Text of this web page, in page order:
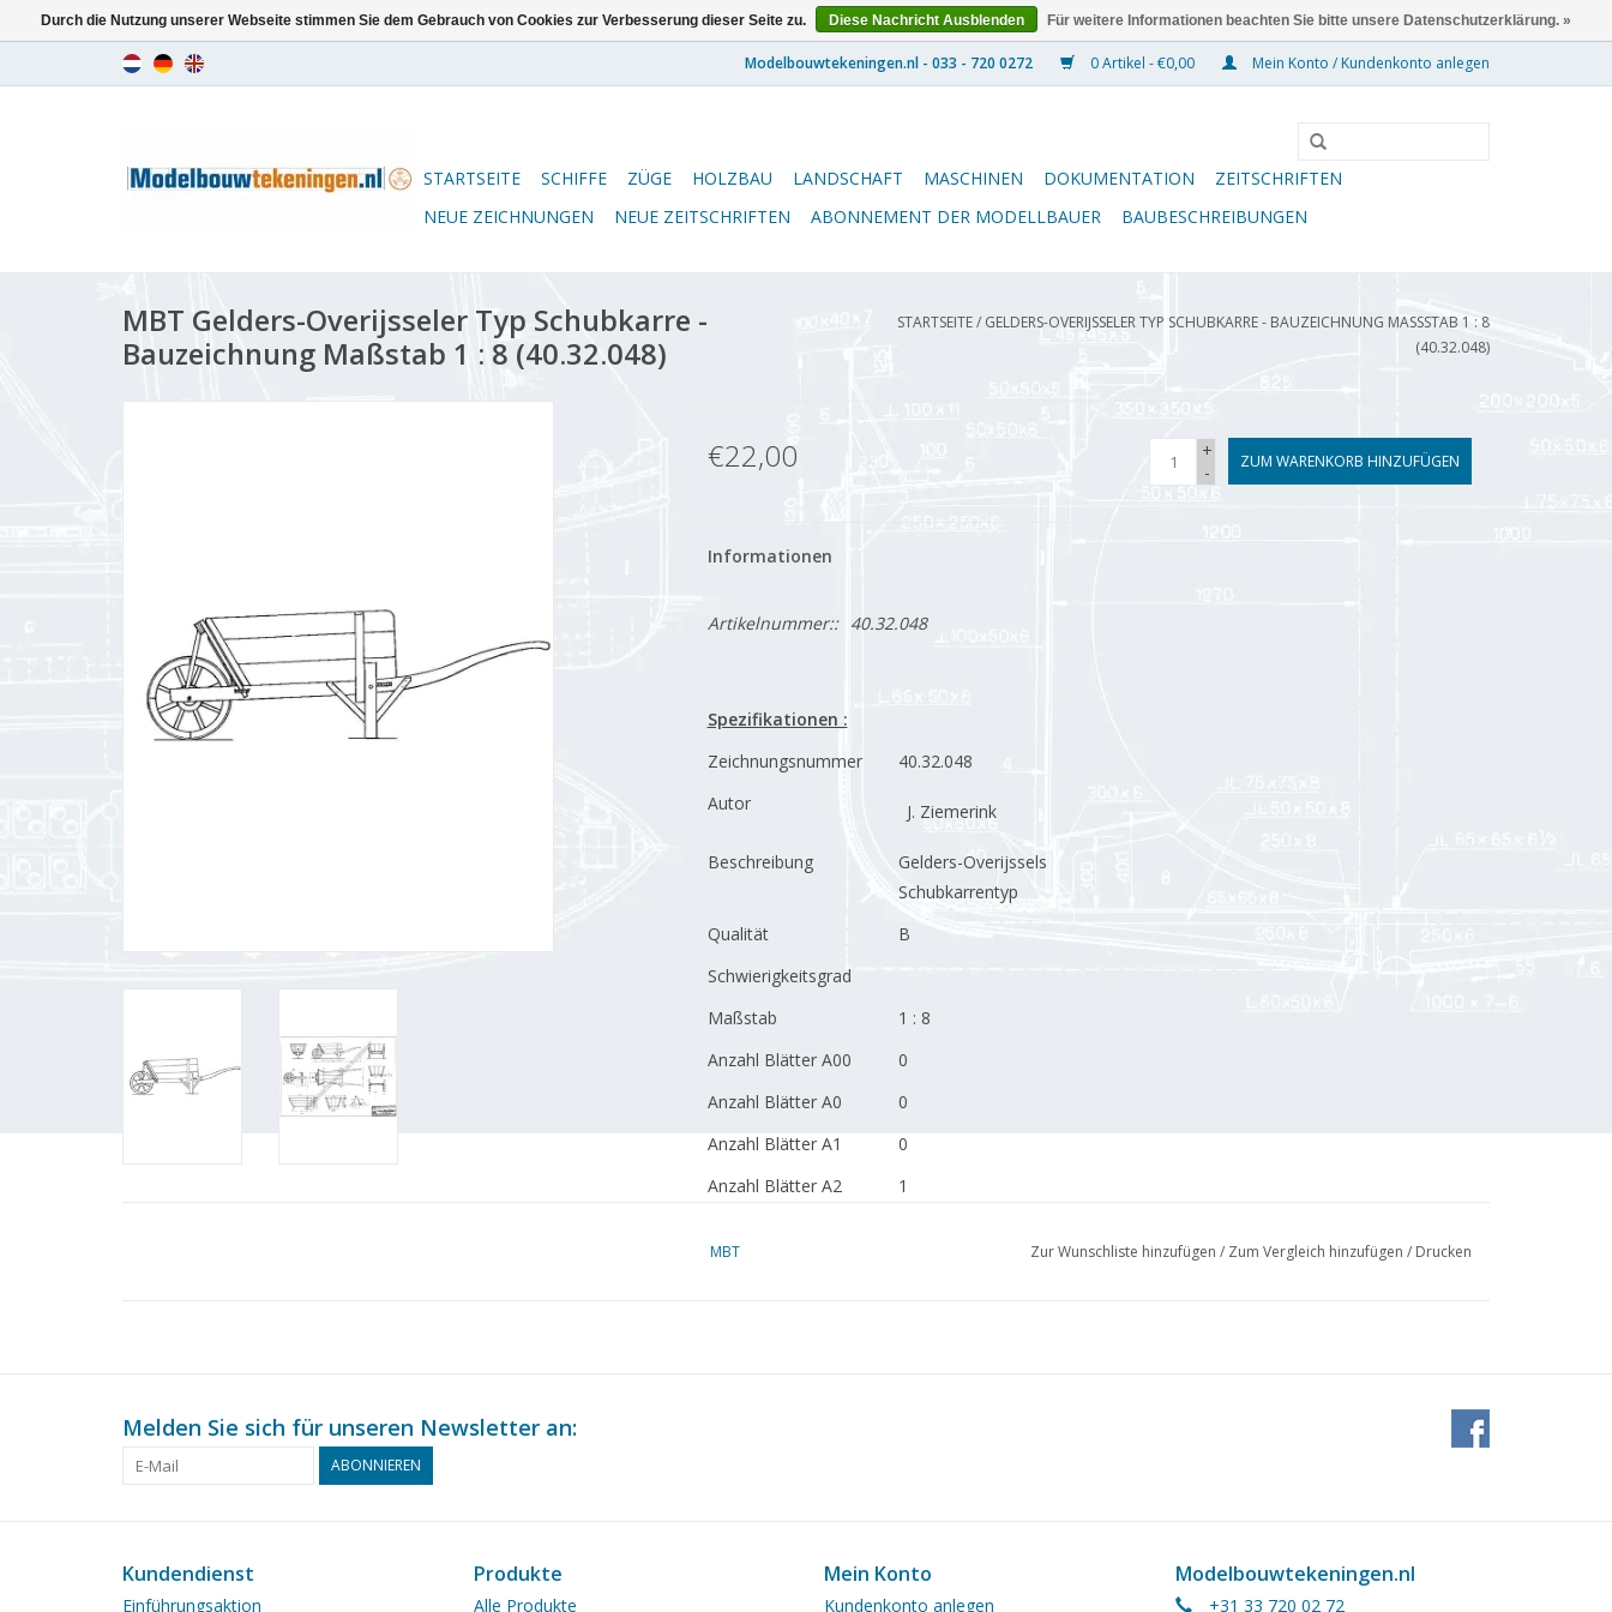
0 Artikel - €0,00 Mein Konto / Kundenkonto anlegen
STARTSEITE SCHIFFE ZÜGE HOLZBAU LANDSCHAFT MASCHINEN DOKUMENTATION
ZEITSCHRIFTEN
NEUE ZEICHNUNGEN
NEUE ZEITSCHRIFTEN ABONNEMENT DER MODELLBAUER BAUBESCHREIBUNGEN
MBT Gelders-Overijsseler Typ Schubkarre -
Bauzeichnung Maßstab 1 : 8 (40.32.048)
STARTSEITE/ GELDERS-OVERIJSSELER TYP SCHUBKARRE - BAUZEICHNUNG MASSSTAB 1 : 8 (
40.32.048)
€22,00
+
-
ZUM WARENKORB HINZUFÜGEN
Informationen
Artikelnummer:: 40.32.048
Spezifikationen :
Zeichnungsnummer
40.32.048
Autor
J. Ziemerink
Beschreibung
Gelders-Overijssels
Schubkarrentyp
Qualität
B
Schwierigkeitsgrad
Maßstab
1 : 8
Anzahl Blätter A00
0
Anzahl Blätter A0
0
Anzahl Blätter A1
0
Anzahl Blätter A2
1
MBT Zur Wunschliste hinzufügen / Zum Vergleich hinzufügen / Drucken
Melden Sie sich für unseren Newsletter an:
ABONNIEREN
Kundendienst
Einführungsaktion
Produkte
Alle Produkte
Mein Konto
Kundenkonto anlegen
Modelbouwtekeningen.nl
+31 33 720 02 72
Durch die Nutzung unserer Webseite stimmen Sie dem Gebrauch von Cookies zur Verbesserung dieser Seite zu. Diese Nachricht Ausblenden Für weitere Informationen beachten Sie bitte unsere Datenschutzerklärung. »